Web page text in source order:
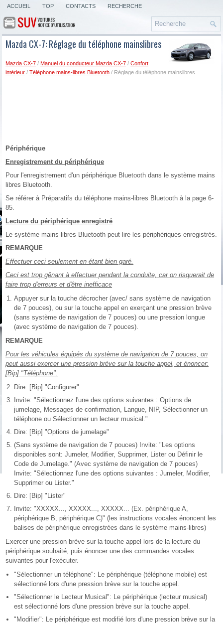
ACCUEIL TOP CONTACTS RECHERCHE
Mazda CX-7: Réglage du téléphone mainslibres
Mazda CX-7 /Manuel du conducteur Mazda CX-7 /Confort
intérieur /Téléphone mains-libres Bluetooth / Réglage du téléphone mainslibres
Périphérique
Enregistrement du périphérique
Pour l'enregistrement d'un périphérique Bluetooth dans le système mains
libres Bluetooth.
Se référer à Préparatifs du téléphone mains-libres Bluetooth à la page 6-
85.
Lecture du périphérique enregistré
Le système mains-libres Bluetooth peut lire les périphériques enregistrés.
REMARQUE
Effectuer ceci seulement en étant bien garé.
Ceci est trop gênant à effectuer pendant la conduite, car on risquerait de
faire trop d'erreurs et d'être inefficace
Appuyer sur la touche décrocher (avec/ sans système de navigation
de 7 pouces), ou sur la touche appel en exerçant une pression brève
(sans système de navigation de 7 pouces) ou une pression longue
(avec système de navigation de 7 pouces).
REMARQUE
Pour les véhicules équipés du système de navigation de 7 pouces, on
peut aussi exercer une pression brève sur la touche appel, et énoncer:
[Bip] "Téléphone".
Dire: [Bip] "Configurer"
Invite: "Sélectionnez l'une des options suivantes : Options de
jumelage, Messages de confirmation, Langue, NIP, Sélectionner un
téléphone ou Sélectionner un lecteur musical."
Dire: [Bip] "Options de jumelage"
(Sans système de navigation de 7 pouces) Invite: "Les options
disponibles sont: Jumeler, Modifier, Supprimer, Lister ou Définir le
Code de Jumelage." (Avec système de navigation de 7 pouces)
Invite: "Sélectionnez l'une des options suivantes : Jumeler, Modifier,
Supprimer ou Lister."
Dire: [Bip] "Lister"
Invite: "XXXXX..., XXXXX..., XXXXX... (Ex. périphérique A,
périphérique B, périphérique C)" (les instructions vocales énoncent les
balises de périphérique enregistrées dans le système mains-libres)
Exercer une pression brève sur la touche appel lors de la lecture du
périphérique souhaité, puis énoncer une des commandes vocales
suivantes pour l'exécuter.
"Sélectionner un téléphone": Le périphérique (téléphone mobile) est
sélectionné lors d'une pression brève sur la touche appel.
"Sélectionner le Lecteur Musical": Le périphérique (lecteur musical)
est sélectionné lors d'une pression brève sur la touche appel.
"Modifier": Le périphérique est modifié lors d'une pression brève sur la